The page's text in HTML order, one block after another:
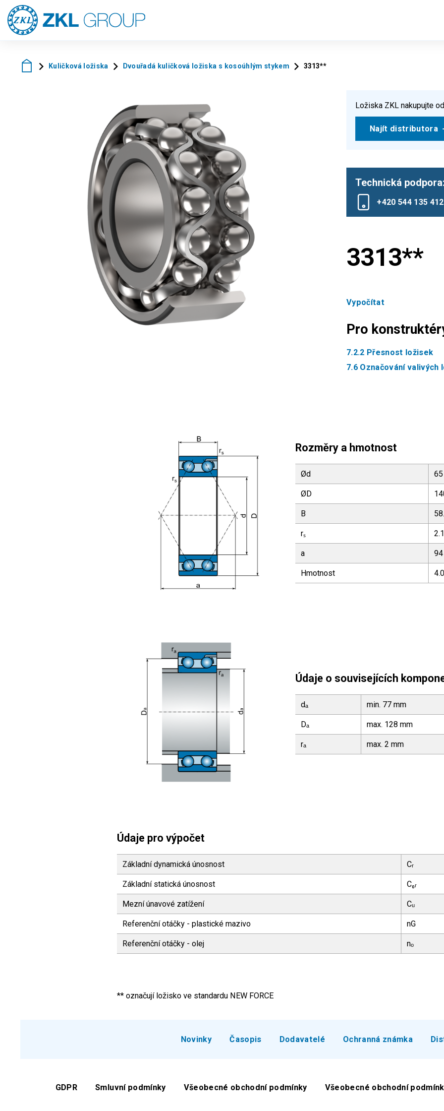
Kuličková ložiska Dvouřadá kuličková ložiska s kosoúhlým stykem 3313**
Ložiska ZKL nakupujte
Najít distributora
Technická podpora:
+420 544 135 412
3313**
Vypočítat
Pro
7.2.2 Přesnost ložisek
7.6 Označování valivých
Rozměry a hmotnost
Ød
ØD
B
rₛ
a
Hmotnost
Údaje o souvisejících
dₐ min. 77 mm
Dₐ max. 128 mm
rₐ max. 2 mm
Údaje pro výpočet
Základní dynamická únosnost Cᵣ
Základní statická únosnost C₀ᵣ
Mezní únavové zatížení Cᵤ
Referenční otáčky - plastické mazivo nG
Referenční otáčky - olej nₒ
** označují ložisko ve standardu NEW FORCE
Novinky Časopis Dodavatelé Ochranná známka
GDPR Smluvní podmínky Všeobecné obchodní podmínky Všeobecné obchodní